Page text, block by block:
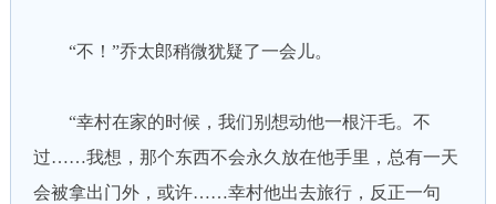
“不！”乔太郎稍微犹疑了一会儿。
“幸村在家的时候，我们别想动他一根汗毛。不
过……我想，那个东西不会永久放在他手里，总有一天
会被拿出门外，或许……幸村他出去旅行，反正一句